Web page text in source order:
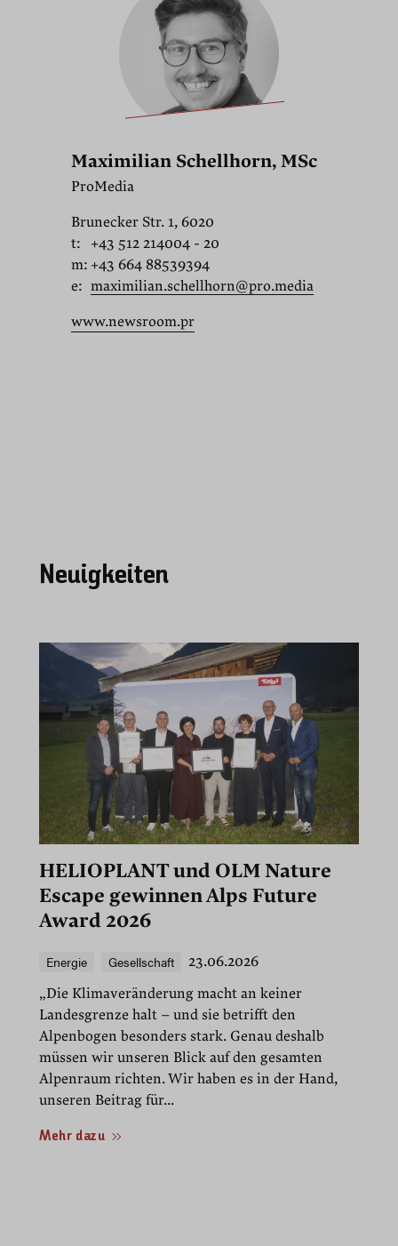
Maximilian Schellhorn, MSc
ProMedia
Brunecker Str. 1, 6020
t:
+43 512 214004 - 20
m: +43 664 88539394
e: maximilian.schellhorn@pro.media
www.newsroom.pr
Neuigkeiten
HELIOPLANT und OLM Nature
Escape gewinnen Alps Future
Award 2026
Energie Gesellschaft
23.06.2026
„Die Klimaveränderung macht an keiner
Landesgrenze halt – und sie betrifft den
Alpenbogen besonders stark. Genau deshalb
müssen wir unseren Blick auf den gesamten
Alpenraum richten. Wir haben es in der Hand,
unseren Beitrag für...
Mehr dazu